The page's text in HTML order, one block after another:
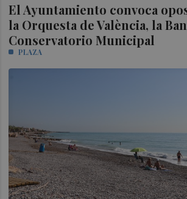
El Ayuntamiento convoca
la Orquesta de València, la
Conservatorio Municipal
PLAZA